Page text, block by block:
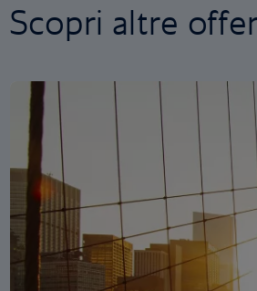
Scopri altre